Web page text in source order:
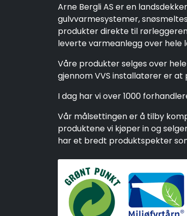
Arne Bergli AS er en
gulvvarmesystemer,
produkter direkte til
leverte varmeanlegg over hele
Våre produkter selges over
gjennom VVS installatører er
I dag har vi over 1000
Vår målsettingen er å tilby
produktene vi kjøper in og
har et bredt produktspekter